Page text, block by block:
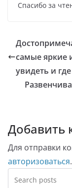
Спасибо за
самые яркие
увидеть и
Добавить
Для отправки
авторизоваться.